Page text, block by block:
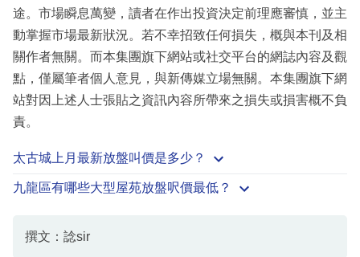
途。市場瞬息萬變，讀者在作出投資決定前理應審慎，並主
動掌握市場最新狀況。若不幸招致任何損失，概與本刊及相
關作者無關。而本集團旗下網站或社交平台的網誌內容及觀
點，僅屬筆者個人意見，與新傳媒立場無關。本集團旗下網
站對因上述人士張貼之資訊內容所帶來之損失或損害概不負
責。
太古城上月最新放盤叫價是多少？
九龍區有哪些大型屋苑放盤呎價最低？
撰文：諗sir